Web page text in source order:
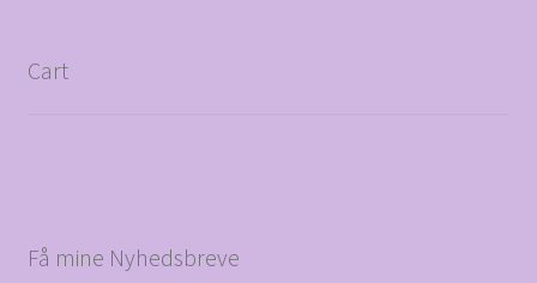
Cart
Få mine Nyhedsbreve